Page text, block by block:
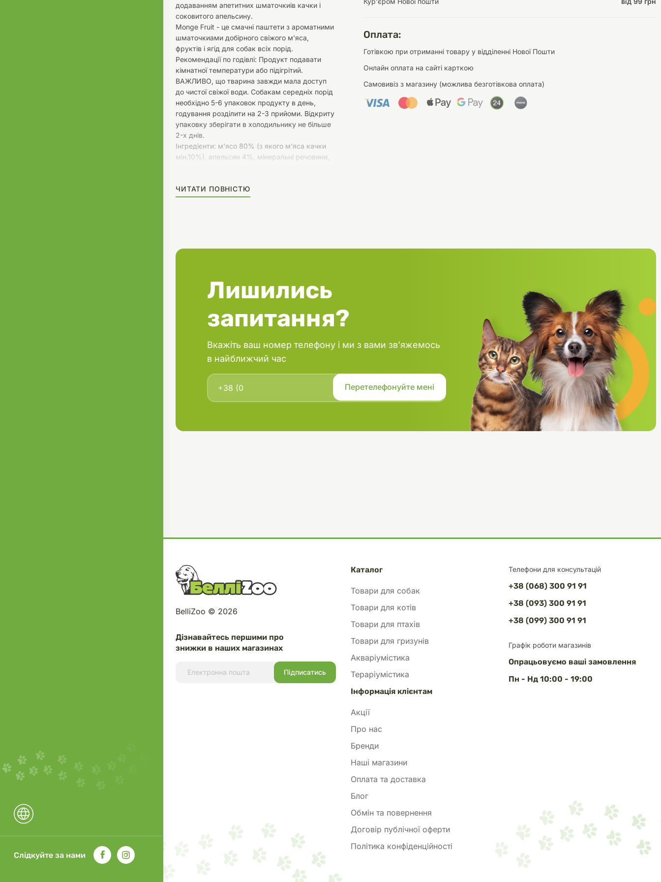
Слідкуйте за нами
Оплата:
Готівкою при отриманні товару у відділенні Нової Пошти
Онлайн оплата на сайті карткою
Самовивіз з магазину (можлива безготівкова оплата)
додаванням апетитних шматочкиів качки і
соковитого апельсину.
Monge Fruit - це смачні паштети з ароматними
шматочкиами добірного свіжого м'яса,
фруктів і ягід для собак всіх порід.
Рекомендації по годівлі: Продукт подавати
кімнатної температури або підігрітий.
ВАЖЛИВО, що тварина завжди мала доступ
до чистої свіжої води. Собакам середніх порід
необхідно 5-6 упаковок продукту в день,
годування розділити на 2-3 прийоми. Відкриту
упаковку зберігати в холодильнику не більше
2-х днів.
Інгредієнти: м'ясо 80% (з якого м'яса качки
мін.10%), апельсин 4%, мінеральні речовини,
желеутворюючі компоненти.
Гарантированный аналіз: сырой білок 8,5%,
якого м'яса качки мін.10%), апельсин 4%,
желеутворюючі компоненти.
ЧИТАТИ ПОВНІСТЮ
Лишились
запитання?
Вкажіть ваш номер телефону і ми з вами зв’яжемось
в найближчий час
Телефони для консультацій
+38 (068) 300 91 91
+38 (093) 300 91 91
+38 (099) 300 91 91
Графік роботи магазинів
Опрацьовуємо ваші замовлення
Пн - Нд 10:00 - 19:00
Дізнавайтесь першими про
знижки в наших магазинах
BelliZoo © 2026
Каталог
Товари для собак
Товари для котів
Товари для птахів
Товари для гризунів
Акваріумістика
Тераріумістика
Інформація клієнтам
Акції
Про нас
Бренди
Наші магазини
Оплата та доставка
Блог
Обмін та повернення
Договір публічної оферти
Політика конфіденційності